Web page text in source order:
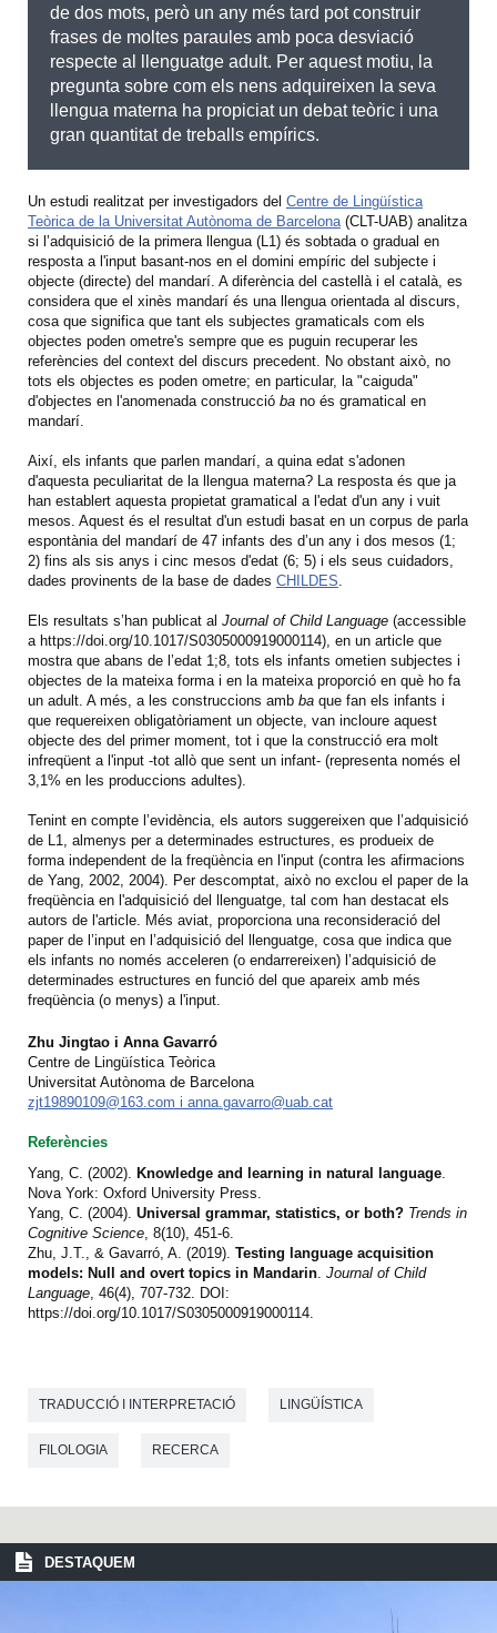
de dos mots, però un any més tard pot construir
frases de moltes paraules amb poca desviació
respecte al llenguatge adult. Per aquest motiu, la
pregunta sobre com els nens adquireixen la seva
llengua materna ha propiciat un debat teòric i una
gran quantitat de treballs empírics.
Un estudi realitzat per investigadors del Centre de Lingüística
Teòrica de la Universitat Autònoma de Barcelona(CLT-UAB) analitza
si l’adquisició de la primera llengua (L1) és sobtada o gradual en
resposta a l'input basant-nos en el domini empíric del subjecte i
objecte (directe) del mandarí. A diferència del castellà i el català, es
considera que el xinès mandarí és una llengua orientada al discurs,
cosa que significa que tant els subjectes gramaticals com els
objectes poden ometre's sempre que es puguin recuperar les
referències del context del discurs precedent. No obstant això, no
tots els objectes es poden ometre; en particular, la "caiguda"
d'objectes en l'anomenada construcció ba no és gramatical en
mandarí.
Així, els infants que parlen mandarí, a quina edat s'adonen
d'aquesta peculiaritat de la llengua materna? La resposta és que ja
han establert aquesta propietat gramatical a l'edat d'un any i vuit
mesos. Aquest és el resultat d'un estudi basat en un corpus de parla
espontània del mandarí de 47 infants des d’un any i dos mesos (1;
2) fins als sis anys i cinc mesos d'edat (6; 5) i els seus cuidadors,
dades provinents de la base de dades CHILDES.
Els resultats s’han publicat al Journal of Child Language (accessible
a https://doi.org/10.1017/S0305000919000114), en un article que
mostra que abans de l’edat 1;8, tots els infants ometien subjectes i
objectes de la mateixa forma i en la mateixa proporció en què ho fa
un adult. A més, a les construccions amb ba que fan els infants i
que requereixen obligatòriament un objecte, van incloure aquest
objecte des del primer moment, tot i que la construcció era molt
infreqüent a l'input -tot allò que sent un infant- (representa només el
3,1% en les produccions adultes).
Tenint en compte l’evidència, els autors suggereixen que l’adquisició
de L1, almenys per a determinades estructures, es produeix de
forma independent de la freqüència en l'input (contra les afirmacions
de Yang, 2002, 2004). Per descomptat, això no exclou el paper de la
freqüència en l'adquisició del llenguatge, tal com han destacat els
autors de l'article. Més aviat, proporciona una reconsideració del
paper de l’input en l’adquisició del llenguatge, cosa que indica que
els infants no només acceleren (o endarrereixen) l’adquisició de
determinades estructures en funció del que apareix amb més
freqüència (o menys) a l'input.
Zhu Jingtao i Anna Gavarró
Centre de Lingüística Teòrica
Universitat Autònoma de Barcelona
zjt19890109@163.com i anna.gavarro@uab.cat
Referències
Yang, C. (2002). Knowledge and learning in natural language.
Nova York: Oxford University Press.
Yang, C. (2004). Universal grammar, statistics, or both? Trends in
Cognitive Science, 8(10), 451-6.
Zhu, J.T., & Gavarró, A. (2019). Testing language acquisition
models: Null and overt topics in Mandarin. Journal of Child
Language, 46(4), 707-732. DOI:
https://doi.org/10.1017/S0305000919000114.
TRADUCCIÓ I INTERPRETACIÓ LINGÜÍSTICA
FILOLOGIA RECERCA
DESTAQUEM